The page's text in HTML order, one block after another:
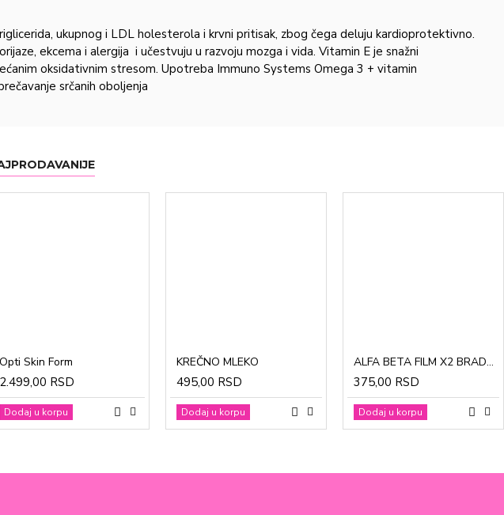
ukupnog i LDL holesterola i krvni pritisak, zbog čega deluju kardioprotektivno.
ekcema i alergija i učestvuju u razvoju mozga i vida. Vitamin E je snažni
oksidativnim stresom. Upotreba Immuno Systems Omega 3 + vitamin
srčanih oboljenja
A tablete a30
RSD
u korpu
CinkDermin pasta 5g
280,00 RSD
Dodaj u korpu
Mustela Cold krema za lice 40ml
1.370,00 RSD
Dodaj u korpu
Opti Skin Form
2.499,00 RSD
Dodaj u korpu
KREČNO MLEKO
495,00 RSD
Dodaj u korpu
ALFA BETA FILM X2 BRADAVICE, KURJE OKO 15ml
375,00 RSD
Dodaj u korpu